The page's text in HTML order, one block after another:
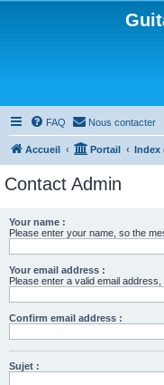
FAQ Nous contacter
Accueil Portail Index
Contact Admin
Your name :
Please enter your name, so the
Your email address :
Please enter a valid email
Confirm email address :
Sujet :